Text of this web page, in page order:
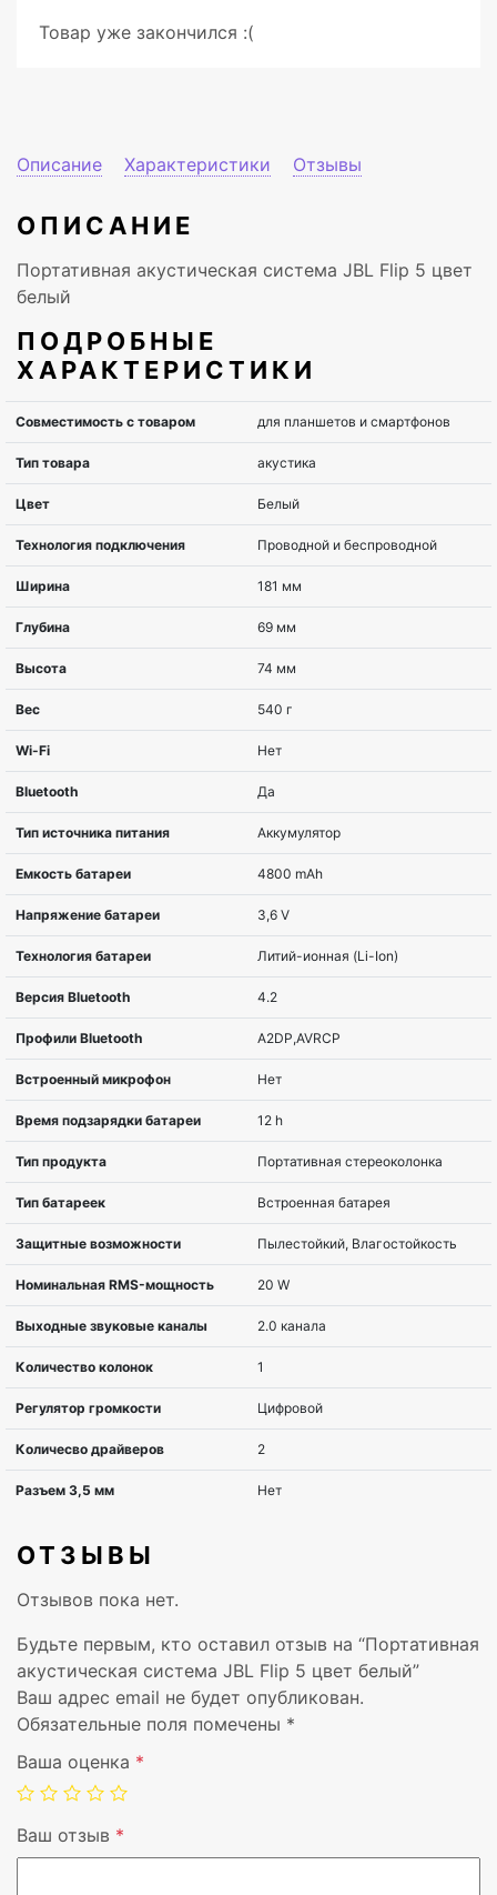
Товар уже закончился :(
Описание Характеристики Отзывы
ОПИСАНИЕ
Портативная акустическая система JBL Flip 5 цвет
белый
ПОДРОБНЫЕ
ХАРАКТЕРИСТИКИ
Совместимость с товаром
Тип товара акустика
Цвет Белый
Технология подключения Проводной и
Ширина 181 мм
Глубина
Высота
Вес 540 г
Тип источника питания Аккумулятор
Емкость батареи 4800 mAh
Технология батареи
Версия Bluetooth 4.2
ОТЗЫВЫ
Отзывов пока нет.
Будьте первым, кто оставил отзыв на “Портативная
акустическая система JBL Flip 5 цвет белый”
Ваш адрес email не будет опубликован.
Обязательные поля помечены *
Ваша оценка *
Ваш отзыв *